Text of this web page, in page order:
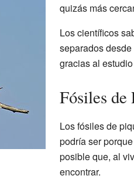
quizás más
Los científicos
separados
gracias al
Fósiles de
Los fósiles de
podría ser
posible que, al
encontrar.